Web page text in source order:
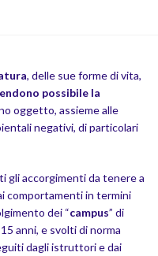
, delle sue forme di vita,
possibile la
oggetto, assieme alle
negativi, di particolari
gli accorgimenti da tenere a
comportamenti in termini
dei “campus” di
anni, e svolti di norma
dagli istruttori e dai